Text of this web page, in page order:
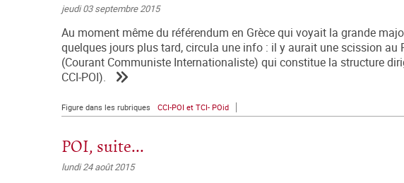
jeudi 03 septembre 2015
Au moment même du référendum en Grèce qui voyait la grande
quelques jours plus tard, circula une info : il y aurait une scission au
(Courant Communiste Internationaliste) qui constitue la structure
CCI-POI).
Figure dans les rubriques CCI-POI et TCI- POid
POI, suite...
lundi 24 août 2015